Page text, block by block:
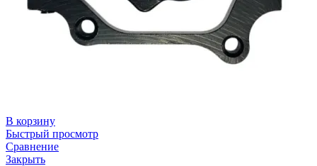
В корзину
Быстрый просмотр
Сравнение
Закрыть